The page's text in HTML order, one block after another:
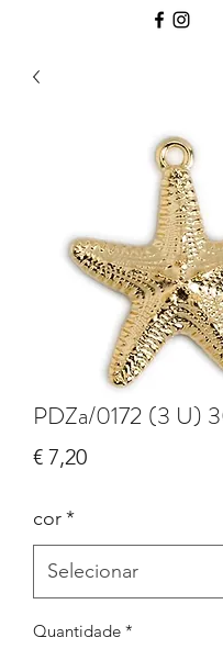
PDZa/0172 (3 U)
€ 7,20Preço
cor*
Quantidade *